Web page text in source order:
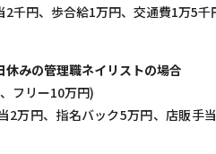
2千円、歩合給1万円、交通費1万5千
みの管理職ネイリストの場合
フリー10万円)
2万円、指名バック5万円、店販手